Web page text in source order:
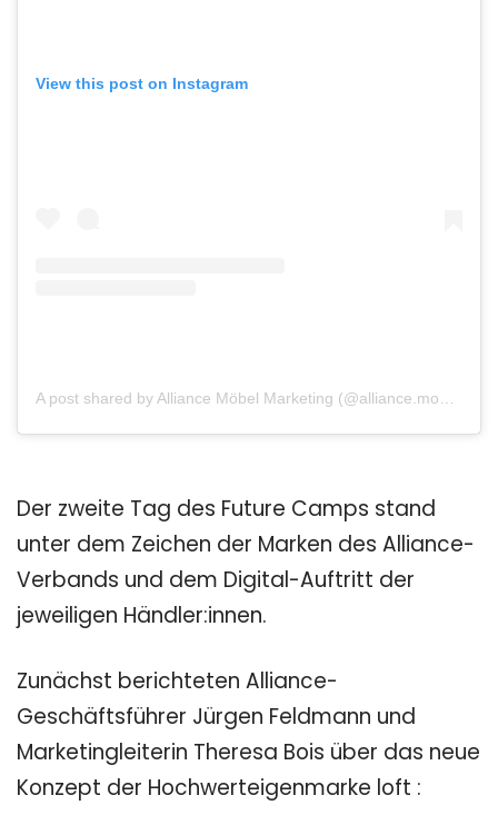
View this post on Instagram
Der zweite Tag des Future Camps stand
unter dem Zeichen der Marken des Alliance-
Verbands und dem Digital-Auftritt der
jeweiligen Händler:innen.
Zunächst berichteten Alliance-
Geschäftsführer Jürgen Feldmann und
Marketingleiterin Theresa Bois über das neue
Konzept der Hochwerteigenmarke loft :